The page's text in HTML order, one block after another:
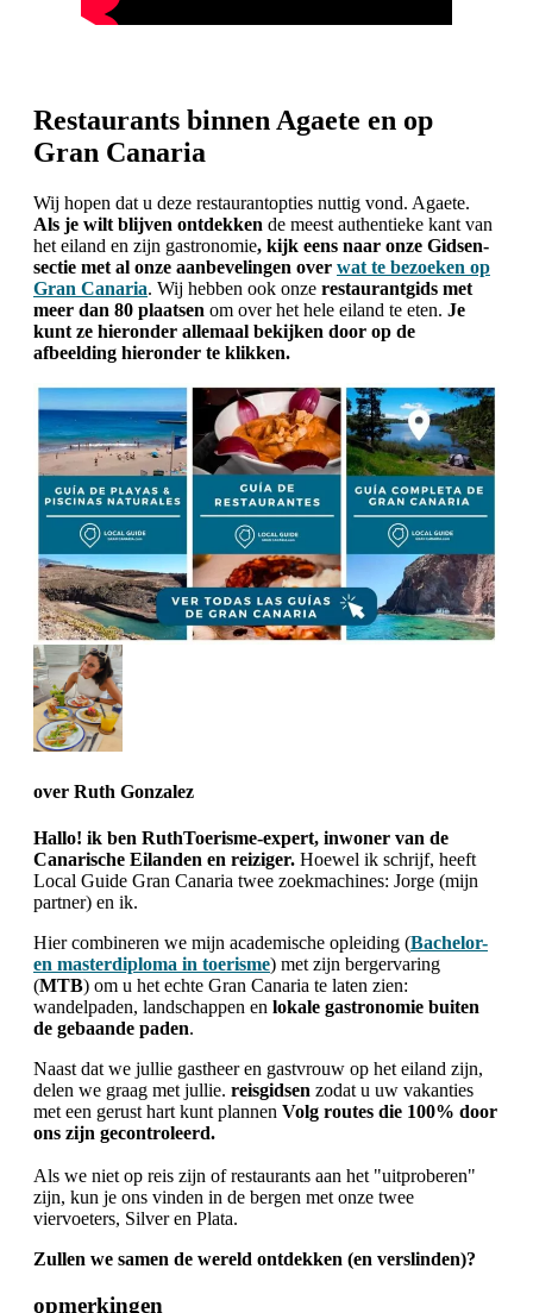
Restaurants binnen Agaete en op
Gran Canaria
Wij hopen dat u deze restaurantopties nuttig vond. Agaete.
Als je wilt blijven ontdekken de meest authentieke kant van
het eiland en zijn gastronomie, kijk eens naar onze Gidsen-
sectie met al onze aanbevelingen over wat te bezoeken op
Gran Canaria. Wij hebben ook onze restaurantgids met
meer dan 80 plaatsen om over het hele eiland te eten. Je
kunt ze hieronder allemaal bekijken door op de
afbeelding hieronder te klikken.
over Ruth Gonzalez
Hallo! ik ben RuthToerisme-expert, inwoner van de
Canarische Eilanden en reiziger. Hoewel ik schrijf, heeft
Local Guide Gran Canaria twee zoekmachines: Jorge (mijn
partner) en ik.
Hier combineren we mijn academische opleiding (Bachelor-
en masterdiploma in toerisme) met zijn bergervaring
(MTB) om u het echte Gran Canaria te laten zien:
wandelpaden, landschappen en lokale gastronomie buiten
de gebaande paden.
Naast dat we jullie gastheer en gastvrouw op het eiland zijn,
delen we graag met jullie. reisgidsen zodat u uw vakanties
met een gerust hart kunt plannen Volg routes die 100% door
ons zijn gecontroleerd.
Als we niet op reis zijn of restaurants aan het "uitproberen"
zijn, kun je ons vinden in de bergen met onze twee
viervoeters, Silver en Plata.
Zullen we samen de wereld ontdekken (en verslinden)?
interacties
opmerkingen